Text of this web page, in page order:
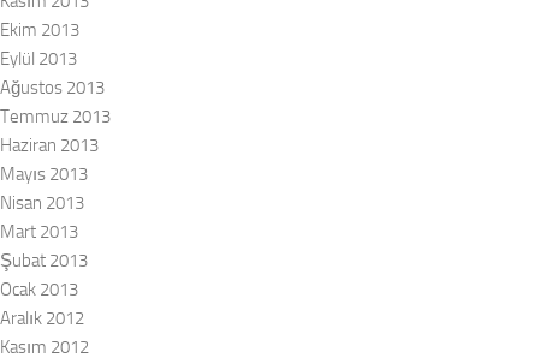
Ekim 2013
Eylül 2013
Ağustos 2013
Temmuz 2013
Haziran 2013
Mayıs 2013
Nisan 2013
Mart 2013
Şubat 2013
Ocak 2013
Aralık 2012
Kasım 2012